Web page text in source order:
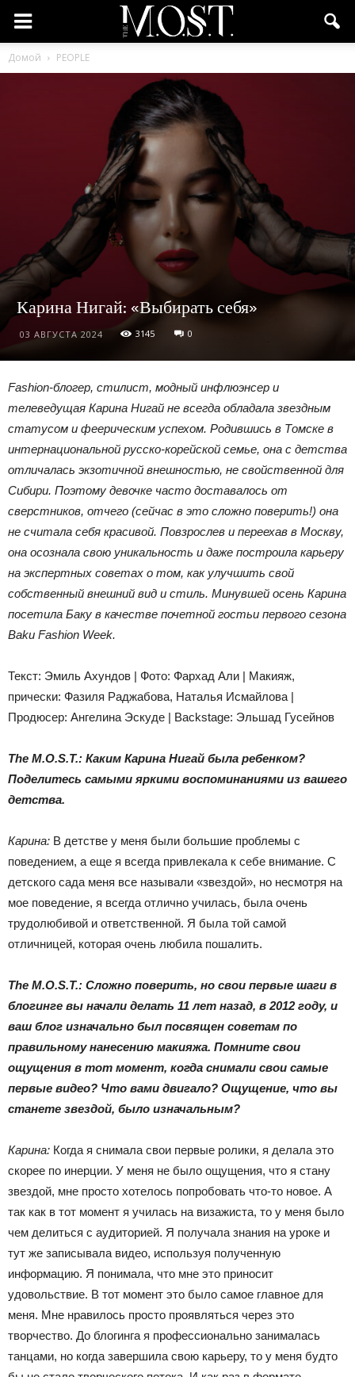
Домой PEOPLE
Карина Нигай: «Выбирать себя»
03 АВГУСТА 2024 3145 0
Fashion-блогер, стилист, модный инфлюэнсер и
телеведущая Карина Нигай не всегда обладала звездным
статусом и феерическим успехом. Родившись в Томске в
интернациональной русско-корейской семье, она с детства
отличалась экзотичной внешностью, не свойственной для
Сибири. Поэтому девочке часто доставалось от
сверстников, отчего (сейчас в это сложно поверить!) она
не считала себя красивой. Повзрослев и переехав в Москву,
она осознала свою уникальность и даже построила карьеру
на экспертных советах о том, как улучшить свой
собственный внешний вид и стиль. Минувшей осень Карина
посетила Баку в качестве почетной гостьи первого сезона
Baku Fashion Week.
Текст: Эмиль Ахундов | Фото: Фархад Али | Макияж,
прически: Фазиля Раджабова, Наталья Исмайлова |
Продюсер: Ангелина Эскуде | Backstage: Эльшад Гусейнов
The M.O.S.T.: Каким Карина Нигай была ребенком?
Поделитесь самыми яркими воспоминаниями из вашего
детства.
Карина: В детстве у меня были большие проблемы с
поведением, а еще я всегда привлекала к себе внимание. С
детского сада меня все называли «звездой», но несмотря на
мое поведение, я всегда отлично училась, была очень
трудолюбивой и ответственной. Я была той самой
отличницей, которая очень любила пошалить.
The M.O.S.T.: Сложно поверить, но свои первые шаги в
блогинге вы начали делать 11 лет назад, в 2012 году, и
ваш блог изначально был посвящен советам по
правильному нанесению макияжа. Помните свои
ощущения в тот момент, когда снимали свои самые
первые видео? Что вами двигало? Ощущение, что вы
станете звездой, было изначальным?
Карина: Когда я снимала свои первые ролики, я делала это
скорее по инерции. У меня не было ощущения, что я стану
звездой, мне просто хотелось попробовать что-то новое. А
так как в тот момент я училась на визажиста, то у меня было
чем делиться с аудиторией. Я получала знания на уроке и
тут же записывала видео, используя полученную
информацию. Я понимала, что мне это приносит
удовольствие. В тот момент это было самое главное для
меня. Мне нравилось просто проявляться через это
творчество. До блогинга я профессионально занималась
танцами, но когда завершила свою карьеру, то у меня будто